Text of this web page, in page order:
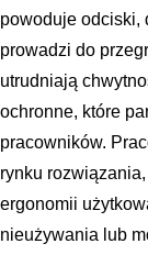
powoduje odciski,
prowadzi do
utrudniają
ochronne, które
pracowników.
rynku
ergonomii
nieużywania lub